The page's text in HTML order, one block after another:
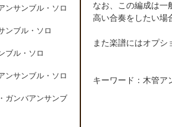
なお、この編成は一
高い合奏をしたい場
また楽譜にはオプシ
キーワード：木管
ンサンブル・ソロ
ンブル・ソロ
ブル・ソロ
ンサンブル・ソロ
ガンバアンサンブ